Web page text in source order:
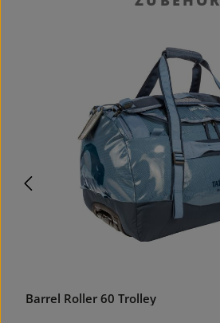
Barrel Roller 60 Trolley